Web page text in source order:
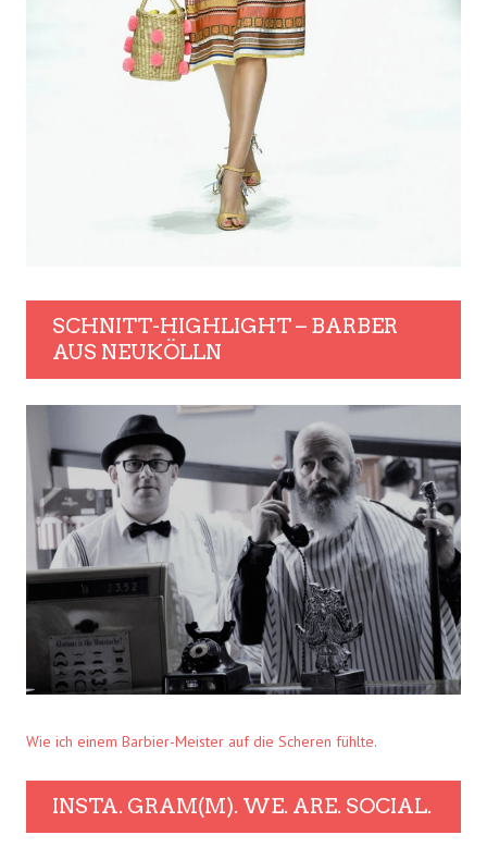
SCHNITT-HIGHLIGHT – BARBER
AUS NEUKÖLLN
Wie ich einem Barbier-Meister auf die Scheren fühlte.
INSTA. GRAM(M). WE. ARE. SOCIAL.